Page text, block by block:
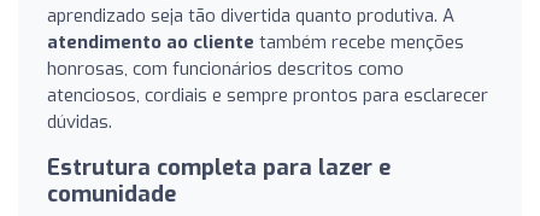
aprendizado seja tão divertida quanto produtiva. A
atendimento ao cliente também recebe menções
honrosas, com funcionários descritos como
atenciosos, cordiais e sempre prontos para esclarecer
dúvidas.
Estrutura completa para lazer e
comunidade